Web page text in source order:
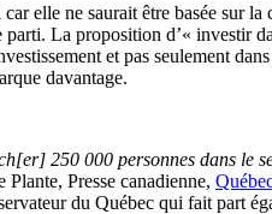
elle ne saurait être basée sur
La proposition d’« investir
et pas seulement
davantage.
250 000 personnes dans le
Presse canadienne,
du Québec qui fait part